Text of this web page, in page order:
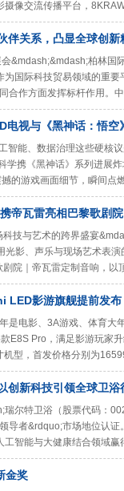
像交流传播平台，
伴关系，凸显全球创新
&mdash;&mdash;柏林国
国际科技贸易领域的重
合作方面发挥标杆作用。
视与《黑神话：悟空
智能、数据治理这些硬核
携《黑神话》系列进展
的游戏画面细节，瞬间点
帝瓦雷亮相巴黎歌剧
技与艺术的跨界盛宴
影、声乐与现场艺术表
院｜帝瓦雷定制音响，以
LED影游旗舰提前发布
是电影、3A游戏、体育大
E8S Pro，满足影游玩家
型，首发价格分别为
创新科技引领全球卫浴
尔特卫浴（股票代码：
导者&rdquo;市场地位认
智能与大健康结合领域赢
金奖